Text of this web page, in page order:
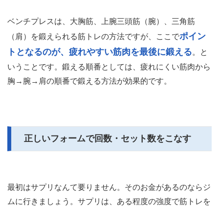
ベンチプレスは、大胸筋、上腕三頭筋（腕）、三角筋
（肩）を鍛えられる筋トレの方法ですが、ここでポイン
トとなるのが、疲れやすい筋肉を最後に鍛える。と
いうことです。鍛える順番としては、疲れにくい筋肉から
胸→腕→肩の順番で鍛える方法が効果的です。
正しいフォームで回数・セット数をこなす
最初はサプリなんて要りません。そのお金があるのならジ
ムに行きましょう。サプリは、ある程度の強度で筋トレを